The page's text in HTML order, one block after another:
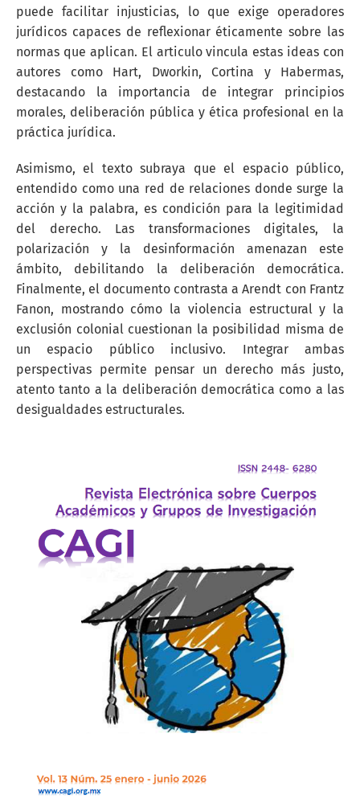
puede facilitar injusticias, lo que exige operadores
jurídicos capaces de reflexionar éticamente sobre las
normas que aplican. El articulo vincula estas ideas con
autores como Hart, Dworkin, Cortina y Habermas,
destacando la importancia de integrar principios
morales, deliberación pública y ética profesional en la
práctica jurídica.
Asimismo, el texto subraya que el espacio público,
entendido como una red de relaciones donde surge la
acción y la palabra, es condición para la legitimidad
del derecho. Las transformaciones digitales, la
polarización y la desinformación amenazan este
ámbito, debilitando la deliberación democrática.
Finalmente, el documento contrasta a Arendt con Frantz
Fanon, mostrando cómo la violencia estructural y la
exclusión colonial cuestionan la posibilidad misma de
un espacio público inclusivo. Integrar ambas
perspectivas permite pensar un derecho más justo,
atento tanto a la deliberación democrática como a las
desigualdades estructurales.